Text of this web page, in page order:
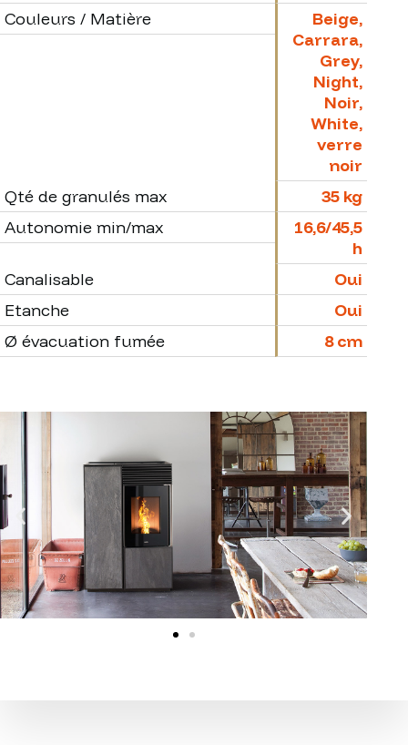
Couleurs / Matière
Beige,
Carrara,
Grey,
Night,
Noir,
White,
verre
noir
Qté de granulés max
35 kg
Autonomie min/max
16,6/45,5
h
Canalisable
Oui
Etanche
Oui
Ø évacuation fumée
8 cm